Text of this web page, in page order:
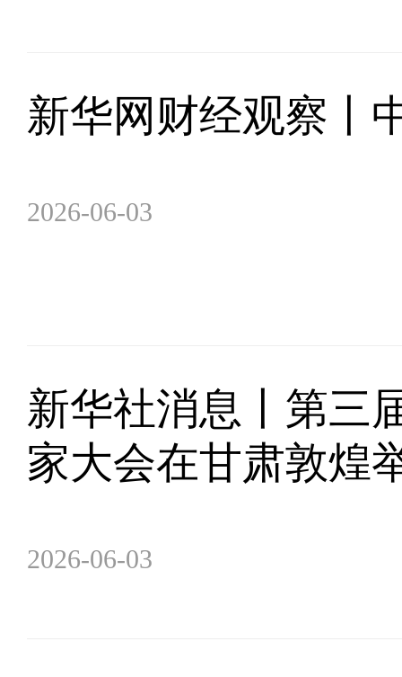
新华网财经观察丨
2026-06-03
新华社消息丨第三
家大会在甘肃敦煌
2026-06-03